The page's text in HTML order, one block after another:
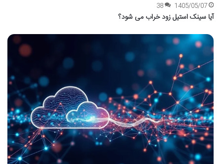
1405/05/07
38
آیا سینک استیل زود خراب می شود؟